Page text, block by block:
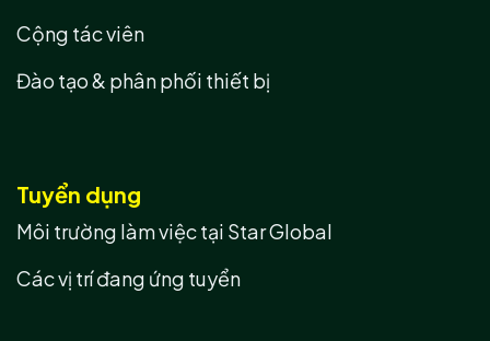
Cộng tác viên
Đào tạo & phân phối thiết bị
Tuyển dụng
Môi trường làm việc tại Star Global
Các vị trí đang ứng tuyển